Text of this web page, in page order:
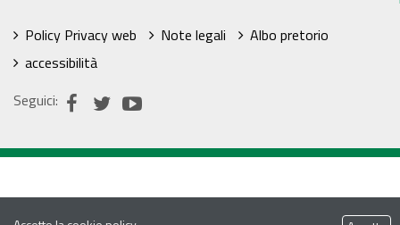
Policy Privacy web Note legali
Albo pretorio
accessibilità
Seguici: